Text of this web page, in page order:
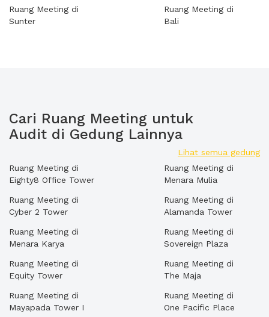
Ruang Meeting di
Sunter
Ruang Meeting di
Bali
Cari Ruang Meeting untuk
Audit di Gedung Lainnya
Lihat semua gedung
Ruang Meeting di
Eighty8 Office Tower
Ruang Meeting di
Cyber 2 Tower
Ruang Meeting di
Menara Karya
Ruang Meeting di
Equity Tower
Ruang Meeting di
Mayapada Tower I
Ruang Meeting di
Menara Mulia
Ruang Meeting di
Alamanda Tower
Ruang Meeting di
Sovereign Plaza
Ruang Meeting di
The Maja
Ruang Meeting di
One Pacific Place